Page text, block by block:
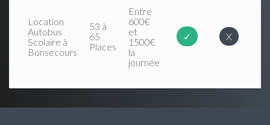
Location
Autobus
Scolaire à
Bonsecours
53 à
65
Places
Entre
600€
et
1500€
la
journée
✓ X